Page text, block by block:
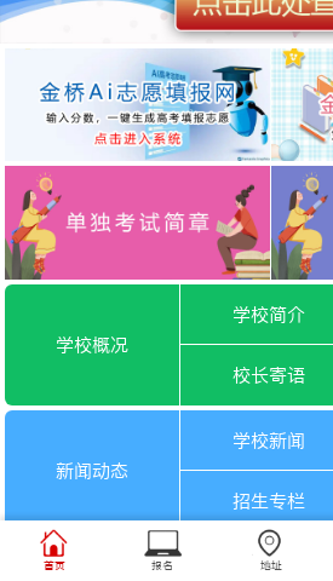
学校概况
学校简介
校长寄语
新闻动态
学校新闻
招生专栏
一月选考
首页 报名 地址